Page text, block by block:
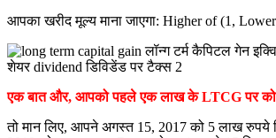
आपका खरीद मूल्य माना जाएगा: Higher of (1,
एक बात और, आपको पहले एक लाख केLTCGपर
तो मान लिए, आपने अगस्त 15, 2017 को 5 लाख रुपये